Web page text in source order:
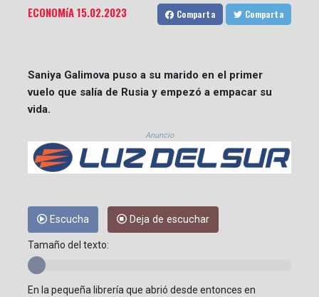
ECONOMíA15.02.2023 Comparta Comparta
Saniya Galimova puso a su marido en el primer
vuelo que salía de Rusia y empezó a empacar su
vida.
Anuncio
Escucha Deja de escuchar
Tamaño del texto:
En la pequeña librería que abrió desde entonces en